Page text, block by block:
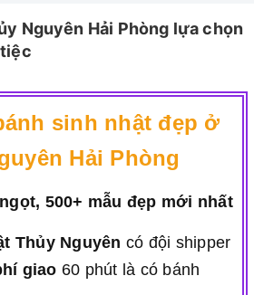
Nguyên Hải Phòng lựa chọn
sinh nhật đẹp ở
Hải Phòng
500+ mẫu đẹp mới nhất
Thủy Nguyên có đội shipper
giao 60 phút là có bánh